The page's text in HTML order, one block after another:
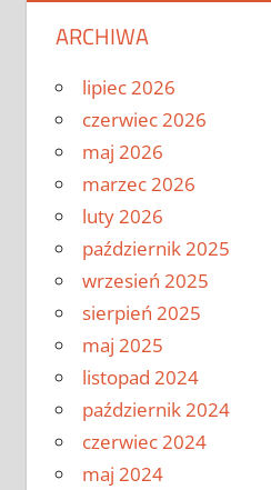
ARCHIWA
lipiec 2026
czerwiec 2026
maj 2026
marzec 2026
luty 2026
październik 2025
wrzesień 2025
sierpień 2025
maj 2025
listopad 2024
październik 2024
czerwiec 2024
maj 2024